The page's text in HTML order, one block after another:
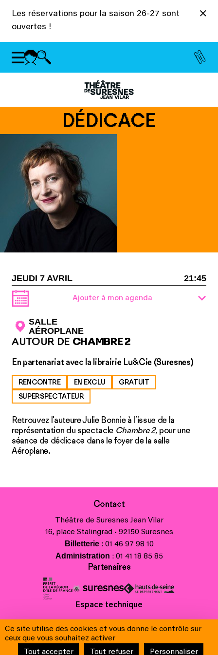
Les réservations pour la saison 26-27 sont
ouvertes !
DÉDICACE
JEUDI 7 AVRIL 21:45
Ajouter à mon agenda
SALLE
AÉROPLANE
AUTOUR DE CHAMBRE 2
En partenariat avec la librairie Lu&Cie (Suresnes)
RENCONTRE EN EXCLU
GRATUIT
SUPERSPECTATEUR
Retrouvez l'auteure Julie Bonnie à l’issue de la
représentation du spectacle Chambre 2, pour une
séance de dédicace dans le foyer de la salle
Aéroplane.
Contact
Théâtre de Suresnes Jean Vilar
16, place Stalingrad • 92150 Suresnes
Billetterie: 01 46 97 98 10
Administration : 01 41 18 85 85
Partenaires
Espace technique
Contacts
Crédits
Ce site utilise des cookies et vous donne le contrôle sur
ceux que vous souhaitez activer
Tout accepter
Tout refuser Personnaliser